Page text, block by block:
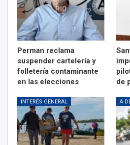
Perman reclama
suspender cartelería y
folletería contaminante
en las elecciones
de
INTERÉS GENERAL A